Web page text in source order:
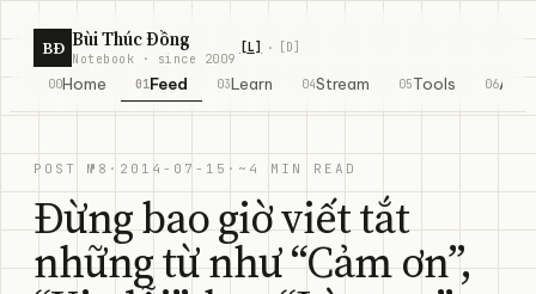
BĐ Bùi Thúc Đồng
Notebook · since 2009
00Home 01 Feed 03Learn 04Stream 05Tools 06
[L] · [D]
POST №8 · 2014-07-15 · ~4 MIN READ
Đừng bao giờ viết tắt
những từ như “Cảm ơn”,